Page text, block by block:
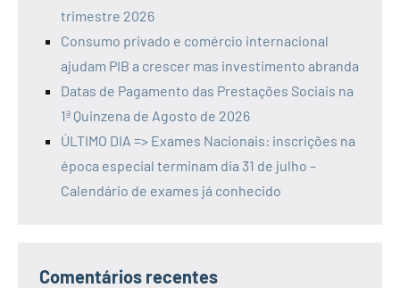
trimestre 2026
Consumo privado e comércio internacional
ajudam PIB a crescer mas investimento abranda
Datas de Pagamento das Prestações Sociais na
1ª Quinzena de Agosto de 2026
ÚLTIMO DIA => Exames Nacionais: inscrições na
época especial terminam dia 31 de julho –
Calendário de exames já conhecido
Comentários recentes